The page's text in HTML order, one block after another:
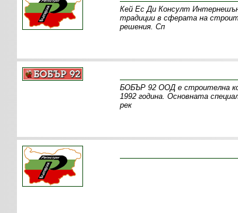
Кей Ес Ди Консулт
традиции в сферата на
решения. Сп
БОБЪР 92 ООД е строителна
1992 година. Основната
рек